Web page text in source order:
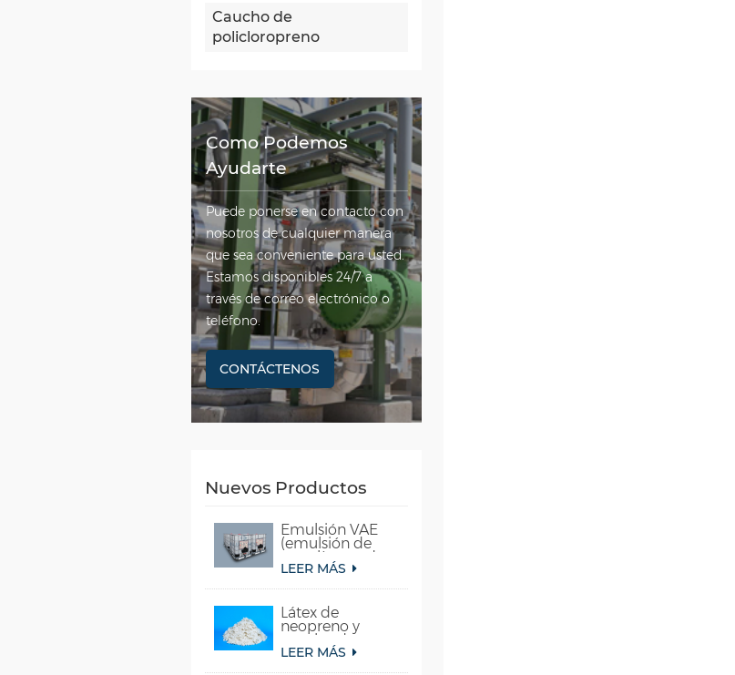
Caucho de
policloropreno
Como Podemos
Ayudarte
Puede ponerse en contacto con
nosotros de cualquier manera
que sea conveniente para usted.
Estamos disponibles 24/7 a
través de correo electrónico o
teléfono.
CONTÁCTENOS
Nuevos Productos
Emulsión VAE
(emulsión de
copolímero de
acetato de vinilo
y etileno)
LEER MÁS
Látex de
neopreno y
caucho de
cloropreno
LEER MÁS